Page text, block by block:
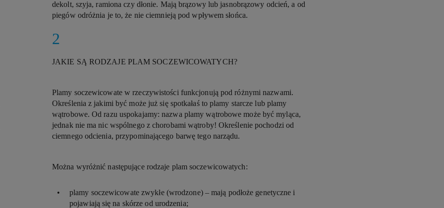
dekolt, szyja, ramiona czy dłonie. Mają brązowy lub jasnobrązowy odcień, a od
piegów odróżnia je to, że nie ciemnieją pod wpływem słońca.
JAKIE SĄ RODZAJE PLAM SOCZEWICOWATYCH?
Plamy soczewicowate w rzeczywistości funkcjonują pod różnymi nazwami.
Określenia z jakimi być może już się spotkałaś to plamy starcze lub plamy
wątrobowe. Od razu uspokajamy: nazwa plamy wątrobowe może być myląca,
jednak nie ma nic wspólnego z chorobami wątroby! Określenie pochodzi od
ciemnego odcienia, przypominającego barwę tego narządu.
Można wyróżnić następujące rodzaje plam soczewicowatych:
plamy soczewicowate zwykłe (wrodzone) – mają podłoże genetyczne i
pojawiają się na skórze od urodzenia;